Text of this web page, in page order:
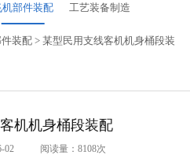
机部件装配 工艺装备制造
装配 > 某型民用支线客机机身桶段装
机机身桶段装配
02 阅读量：8108次